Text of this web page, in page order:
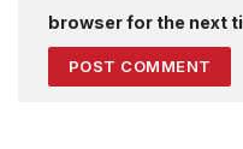
browser for the next